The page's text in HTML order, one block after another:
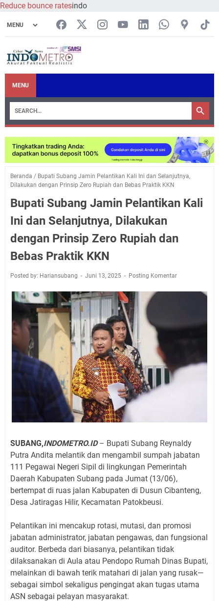
Reduce bounce ratesindo
MENU
Beranda / Bupati Subang Jamin Pelantikan Kali Ini dan Selanjutnya,
Dilakukan dengan Prinsip Zero Rupiah dan Bebas Praktik KKN
Bupati Subang Jamin Pelantikan Kali
Ini dan Selanjutnya, Dilakukan
dengan Prinsip Zero Rupiah dan
Bebas Praktik KKN
Posted by: Hariansubang Juni 13, 2025 Posting Komentar
SUBANG,INDOMETRO.ID– Bupati Subang Reynaldy
Putra Andita melantik dan mengambil sumpah jabatan
111 Pegawai Negeri Sipil di lingkungan Pemerintah
Daerah Kabupaten Subang pada Jumat (13/06),
bertempat di ruas jalan Kabupaten di Dusun Cibanteng,
Desa Jatiragas Hilir, Kecamatan Patokbeusi.
Pelantikan ini mencakup rotasi, mutasi, dan promosi
jabatan administrator, jabatan pengawas, dan fungsional
auditor. Berbeda dari biasanya, pelantikan tidak
dilaksanakan di Aula atau Pendopo Rumah Dinas Bupati,
melainkan di bawah terik matahari di jalan yang rusak—
sebagai simbol sekaligus pengingat akan tugas utama
ASN sebagai pelayan masyarakat.